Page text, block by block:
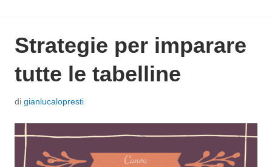
Strategie per imparare
tutte le tabelline
P
di gianlucalopresti